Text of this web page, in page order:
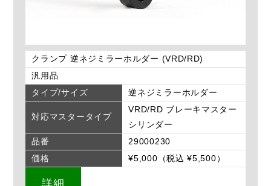
クランプ 逆ネジミラーホルダー (VRD/RD)
汎用品
タイプ/サイズ
逆ネジミラーホルダー
対応マスタータイプ
VRD/RD ブレーキマスター
シリンダー
品番
29000230
価格
¥5,000（税込 ¥5,500）
詳細